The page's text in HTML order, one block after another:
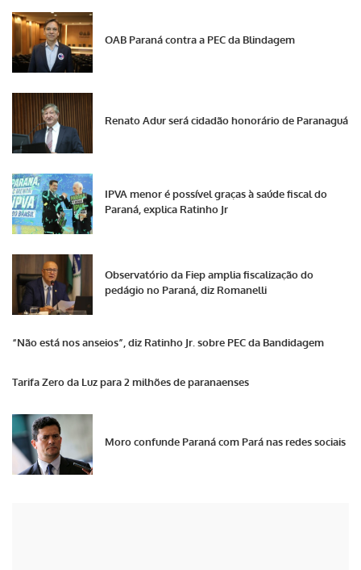
OAB Paraná contra a PEC da Blindagem
Renato Adur será cidadão honorário de Paranaguá
IPVA menor é possível graças à saúde fiscal do
Paraná, explica Ratinho Jr
Observatório da Fiep amplia fiscalização do
pedágio no Paraná, diz Romanelli
“Não está nos anseios”, diz Ratinho Jr. sobre PEC da Bandidagem
Tarifa Zero da Luz para 2 milhões de paranaenses
Moro confunde Paraná com Pará nas redes sociais